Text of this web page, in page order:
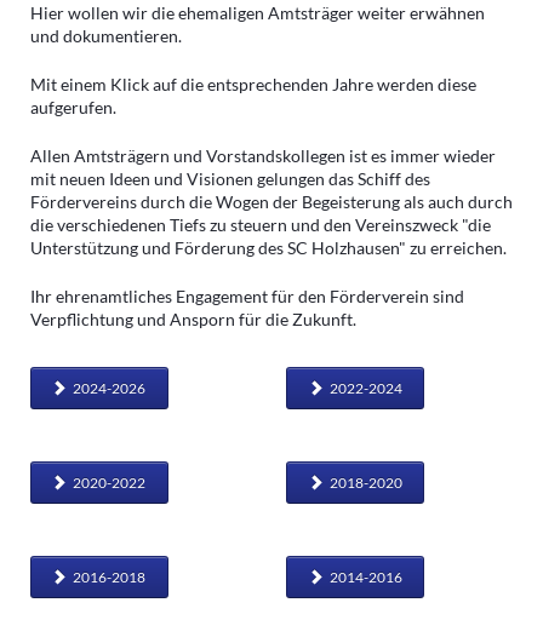
Hier wollen wir die ehemaligen Amtsträger weiter erwähnen
und dokumentieren.
Mit einem Klick auf die entsprechenden Jahre werden diese
aufgerufen.
Allen Amtsträgern und Vorstandskollegen ist es immer wieder
mit neuen Ideen und Visionen gelungen das Schiff des
Fördervereins durch die Wogen der Begeisterung als auch durch
die verschiedenen Tiefs zu steuern und den Vereinszweck "die
Unterstützung und Förderung des SC Holzhausen" zu erreichen.
Ihr ehrenamtliches Engagement für den Förderverein sind
Verpflichtung und Ansporn für die Zukunft.
2024-2026 2022-2024
2020-2022 2018-2020
2016-2018 2014-2016